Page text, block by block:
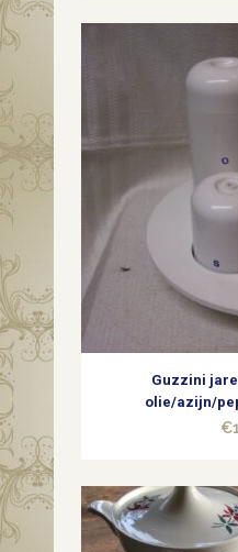
Guzzini
olie/azijn/
€